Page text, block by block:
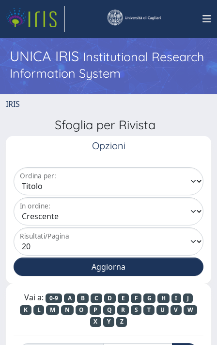
UNICA IRISInstitutional Research
Information System
IRIS
Sfoglia per Rivista
Opzioni
Ordina per:
In ordine:
Risultati/Pagina
Vai a: 0-9 A B C D E F G H I
J
K
L M N O P Q R S T U V
W
X
Y Z